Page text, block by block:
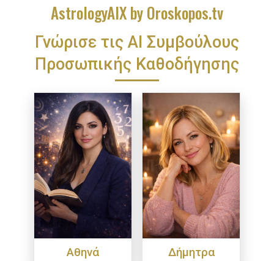
AstrologyAIX by Oroskopos.tv
Γνώρισε τις ΑΙ Συμβούλους
Προσωπικής Καθοδήγησης
Αθηνά Δήμητρα